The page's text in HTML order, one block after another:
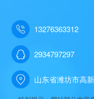
13276363312
2934797297
山东省潍坊市高